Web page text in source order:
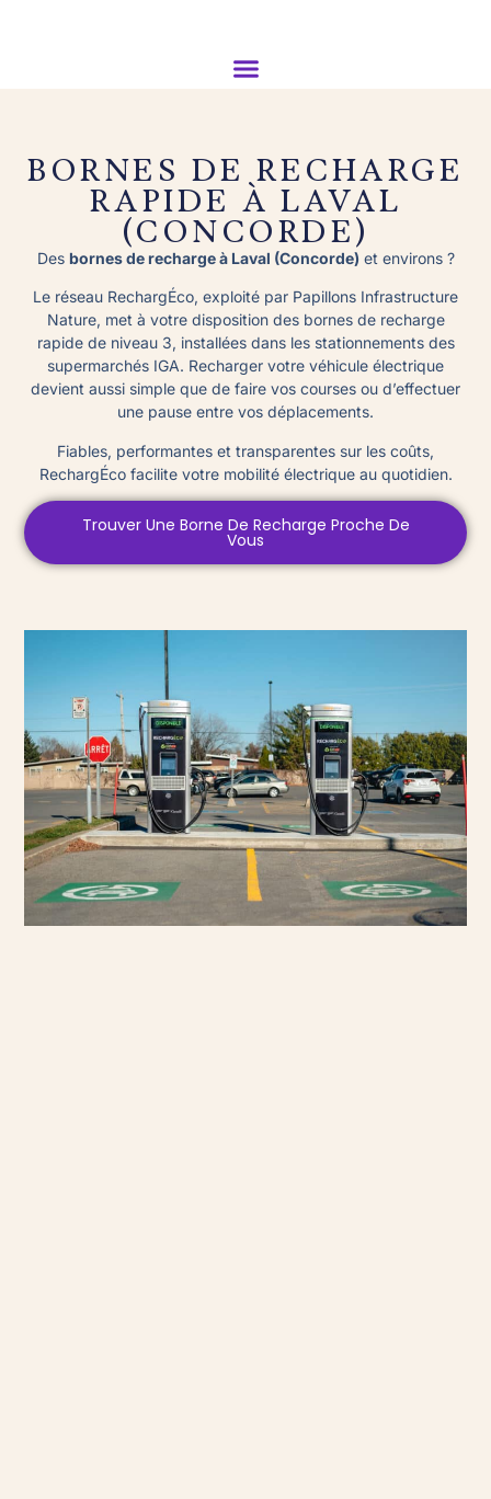
BORNES DE RECHARGE
RAPIDE À LAVAL
(CONCORDE)
Des bornes de recharge à Laval (Concorde) et environs ?
Le réseau RechargÉco, exploité par Papillons Infrastructure
Nature, met à votre disposition des bornes de recharge
rapide de niveau 3, installées dans les stationnements des
supermarchés IGA. Recharger votre véhicule électrique
devient aussi simple que de faire vos courses ou d’effectuer
une pause entre vos déplacements.
Fiables, performantes et transparentes sur les coûts,
RechargÉco facilite votre mobilité électrique au quotidien.
Trouver Une Borne De Recharge Proche De
Vous